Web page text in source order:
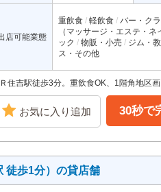
店可能業態
重飲食 軽飲食 バー・ク
（マッサージ・エステ・ネ
ック
物販・小売 ジム・
ス・その他
Ｒ住吉駅徒歩3分。重飲食OK、1階角地区画
お気に入り追加 30秒で
徒歩1分）の貸店舗